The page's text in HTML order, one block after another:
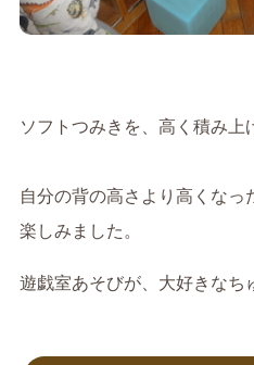
ソフトつみきを、高く積み上
自分の背の高さより高くなっ
楽しみました。
遊戯室あそびが、大好きなち